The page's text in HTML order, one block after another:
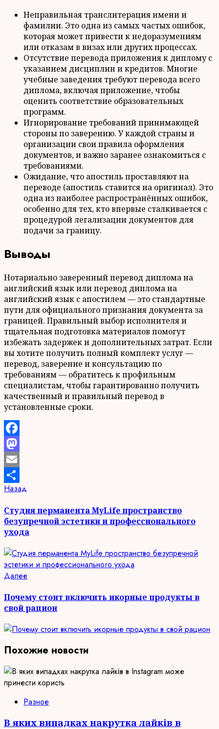
Неправильная транслитерация имени и
фамилии. Это одна из самых частых ошибок,
которая может привести к недоразумениям
или отказам в визах или других процессах.
Отсутствие перевода приложения к диплому с
указанием дисциплин и кредитов. Многие
учебные заведения требуют перевода всего
диплома, включая приложение, чтобы
оценить соответствие образовательных
программ.
Игнорирование требований принимающей
стороны по заверению. У каждой страны и
организации свои правила оформления
документов, и важно заранее ознакомиться с
требованиями.
Ожидание, что апостиль проставляют на
переводе (апостиль ставится на оригинал). Это
одна из наиболее распространённых ошибок,
особенно для тех, кто впервые сталкивается с
процедурой легализации документов для
подачи за границу.
Выводы
Нотариально заверенный перевод диплома на
английский язык или перевод диплома на
английский язык с апостилем — это стандартные
пути для официального признания документа за
границей. Правильный выбор исполнителя и
тщательная подготовка материалов помогут
избежать задержек и дополнительных затрат. Если
вы хотите получить полный комплект услуг —
перевод, заверение и консультацию по
требованиям — обратитесь к профильным
специалистам, чтобы гарантированно получить
качественный и правильный перевод в
установленные сроки.
Facebook
Mastodon
Email
Отправить
Продолжить
чтение
Назад
Студия перманента MyLife пространство
безупречной эстетики и профессионального
ухода
ДалееСледующая
Почему стоит включить икорные продукты в
свой рацион
Похожие новости
Разное
В яких випадках накрутка лайків в